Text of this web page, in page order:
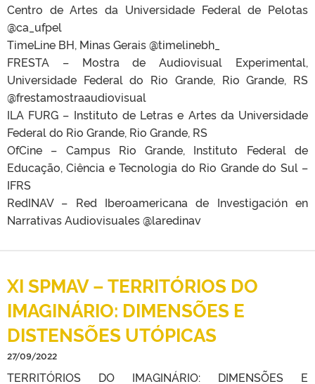
Centro de Artes da Universidade Federal de Pelotas
@ca_ufpel
TimeLine BH, Minas Gerais @timelinebh_
FRESTA – Mostra de Audiovisual Experimental,
Universidade Federal do Rio Grande, Rio Grande, RS
@frestamostraaudiovisual
ILA FURG – Instituto de Letras e Artes da Universidade
Federal do Rio Grande, Rio Grande, RS
OfCine – Campus Rio Grande, Instituto Federal de
Educação, Ciência e Tecnologia do Rio Grande do Sul –
IFRS
RedINAV – Red Iberoamericana de Investigación en
Narrativas Audiovisuales @laredinav
XI SPMAV – TERRITÓRIOS DO
IMAGINÁRIO: DIMENSÕES E
DISTENSÕES UTÓPICAS
27/09/2022
TERRITÓRIOS DO IMAGINÁRIO: DIMENSÕES E